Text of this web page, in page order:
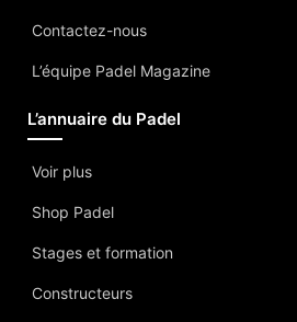
Contactez-nous
L’équipe Padel Magazine
L’annuaire du Padel
Voir plus
Shop Padel
Stages et formation
Constructeurs